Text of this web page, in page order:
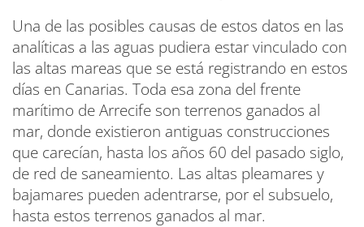
Una de las posibles causas de estos datos en las
analíticas a las aguas pudiera estar vinculado con
las altas mareas que se está registrando en estos
días en Canarias. Toda esa zona del frente
marítimo de Arrecife son terrenos ganados al
mar, donde existieron antiguas construcciones
que carecían, hasta los años 60 del pasado siglo,
de red de saneamiento. Las altas pleamares y
bajamares pueden adentrarse, por el subsuelo,
hasta estos terrenos ganados al mar.